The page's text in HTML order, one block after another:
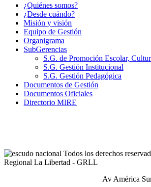
¿Quiénes somos?
¿Desde cuándo?
Misión y visión
Equipo de Gestión
Organigrama
SubGerencias
S.G. de Promoción Escolar,
S.G. Gestión Institucional
S.G. Gestión Pedagógica
Documentos de Gestión
Documentos Oficiales
Directorio MIRE
Todos los derechos
Regional La Libertad - GRLL
Av América